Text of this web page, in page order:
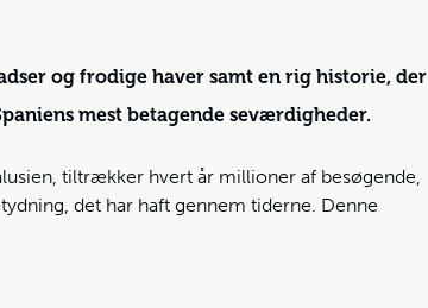
og frodige haver samt en rig historie, der
mest betagende seværdigheder.
tiltrækker hvert år millioner af besøgende,
det har haft gennem tiderne. Denne